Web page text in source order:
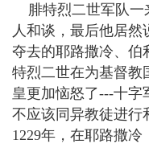
腓特烈二世军队一
人和谈，最后他居
夺去的耶路撒冷、伯
特烈二世在为基督教
皇更加恼怒了---十字
不应该同异教徒进行
1229年，在耶路撒